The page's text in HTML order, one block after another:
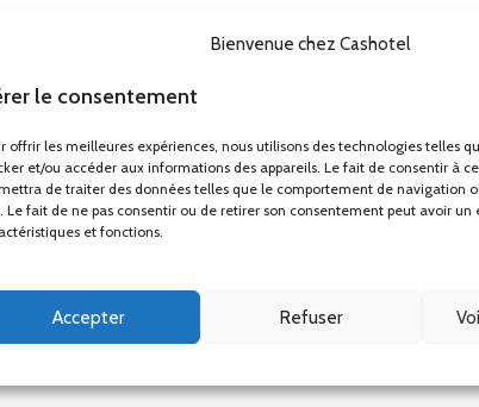
Bienvenue chez Cashotel
le consentement
offrir les meilleures expériences, nous utilisons des technologies telles
et/ou accéder aux informations des appareils. Le fait de consentir à
de traiter des données telles que le comportement de navigation
Le fait de ne pas consentir ou de retirer son consentement peut avoir
et fonctions.
Accepter Refuser
de savon.
nous vous conseillons fortement d’équiper votre